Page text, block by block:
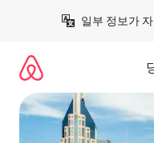
일부 정보가